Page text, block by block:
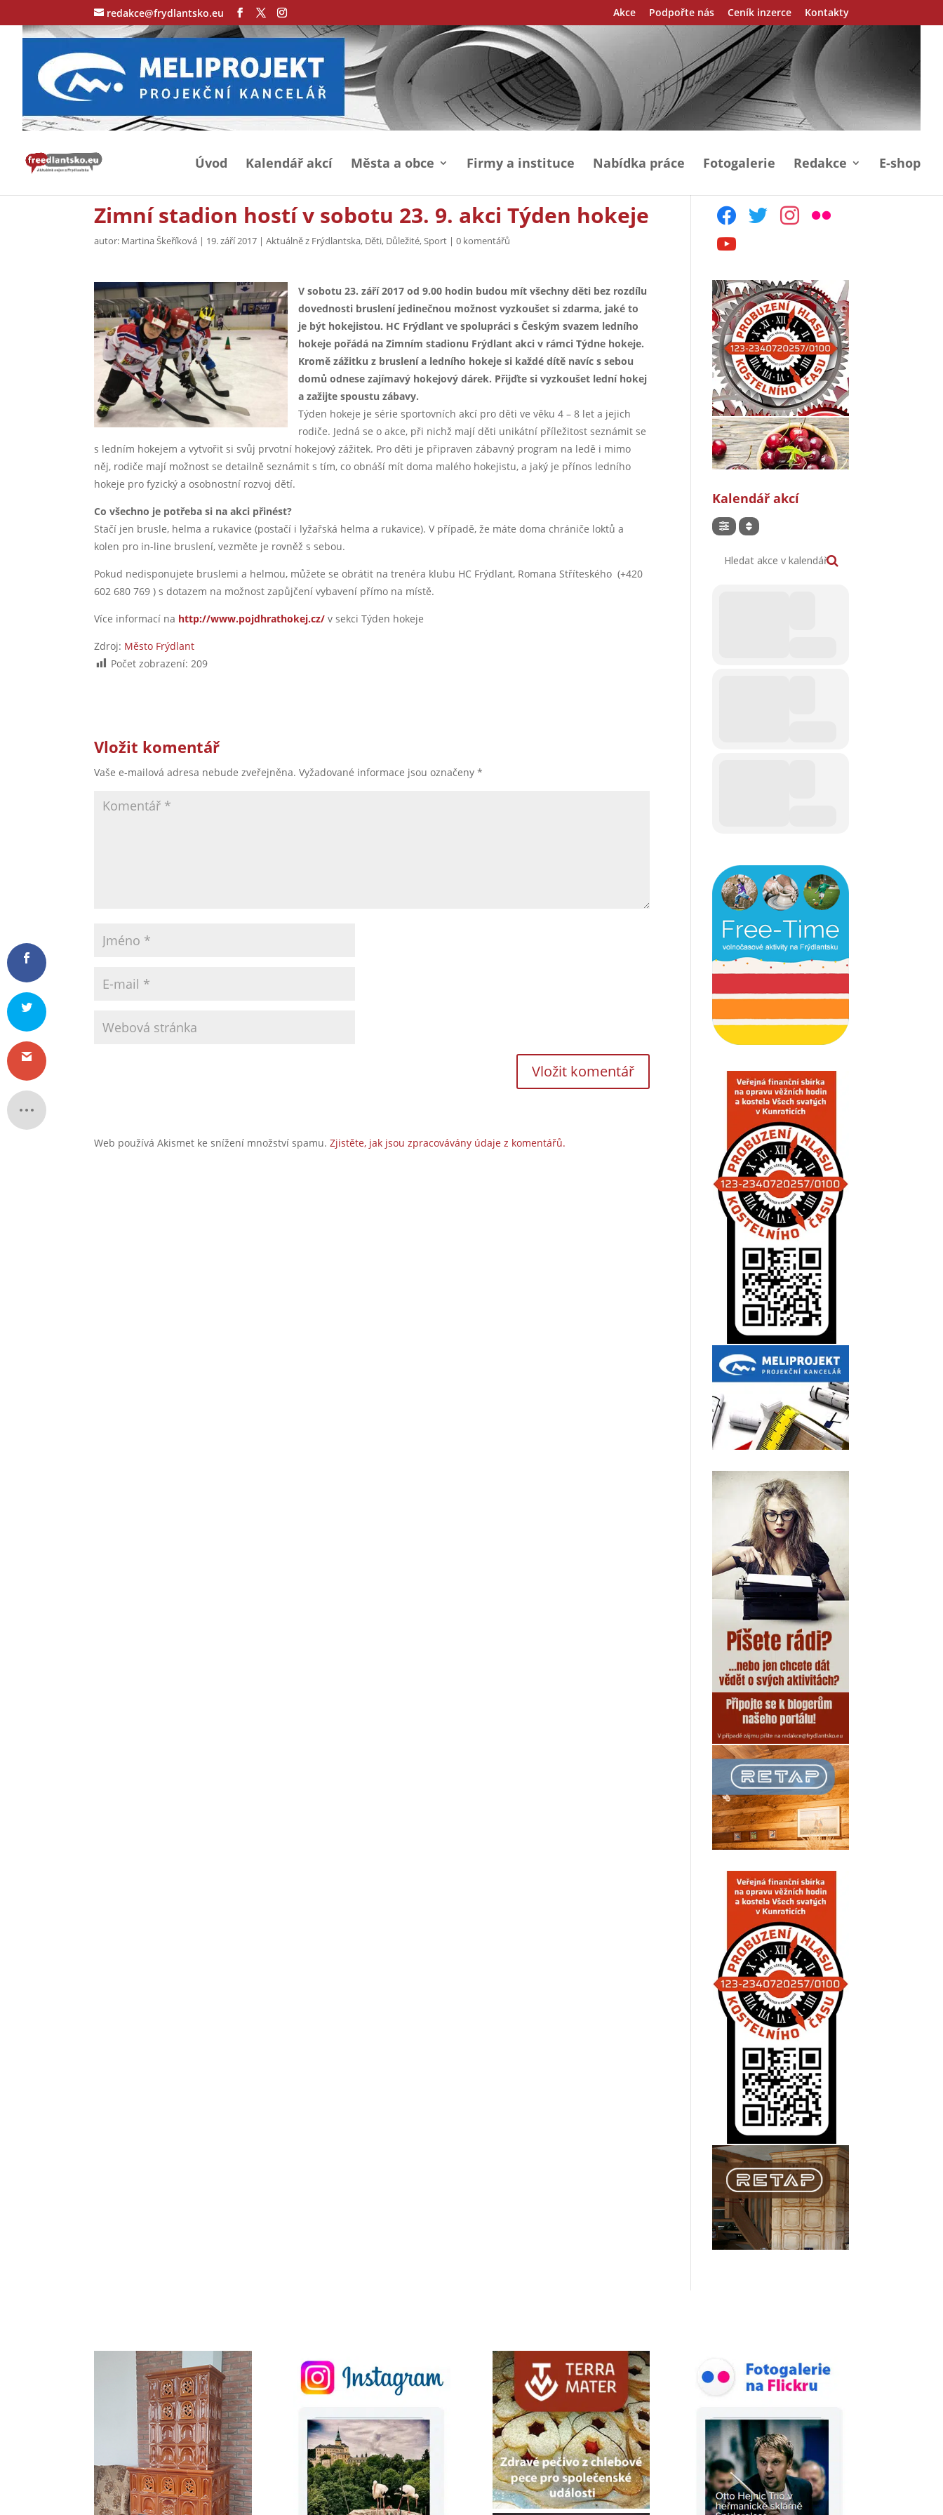
redakce@frydlantsko.eu Akce Podpořte nás Ceník inzerce Kontakty
Úvod Kalendář akcí Města a obce Firmy a instituce Nabídka práce Fotogalerie Redakce E-shop
Zimní stadion hostí v sobotu 23. 9. akci Týden hokeje
autor: Martina Škeříková | 19. září 2017 |Aktuálně z Frýdlantska, Děti, Důležité,Sport |0 komentářů
V sobotu 23. září 2017 od 9.00 hodin budou mít všechny děti bez rozdílu
dovednosti bruslení jedinečnou možnost vyzkoušet si zdarma, jaké to
je být hokejistou. HC Frýdlant ve spolupráci s Českým svazem ledního
hokeje pořádá na Zimním stadionu Frýdlant akci v rámci Týdne hokeje.
Kromě zážitku z bruslení a ledního hokeje si každé dítě navíc s sebou
domů odnese zajímavý hokejový dárek. Přijďte si vyzkoušet lední hokej
a zažijte spoustu zábavy.
Týden hokeje je série sportovních akcí pro děti ve věku 4 – 8 let a jejich
rodiče. Jedná se o akce, při nichž mají děti unikátní příležitost seznámit se
s ledním hokejem a vytvořit si svůj prvotní hokejový zážitek. Pro děti je připraven zábavný program na ledě i mimo
něj, rodiče mají možnost se detailně seznámit s tím, co obnáší mít doma malého hokejistu, a jaký je přínos ledního
hokeje pro fyzický a osobnostní rozvoj dětí.
Co všechno je potřeba si na akci přinést?
Stačí jen brusle, helma a rukavice (postačí i lyžařská helma a rukavice). V případě, že máte doma chrániče loktů a
kolen pro in-line bruslení, vezměte je rovněž s sebou.
Pokud nedisponujete bruslemi a helmou, můžete se obrátit na trenéra klubu HC Frýdlant, Romana Stříteského (+420
602 680 769 ) s dotazem na možnost zapůjčení vybavení přímo na místě.
Více informací na http://www.pojdhrathokej.cz/ v sekci Týden hokeje
Zdroj: Město Frýdlant
Počet zobrazení: 209
Vložit komentář
Vaše e-mailová adresa nebude zveřejněna. Vyžadované informace jsou označeny*
Web používá Akismet ke snížení množství spamu.Zjistěte, jak jsou zpracovávány údaje z komentářů.
facebooktwitter instagram
flickr
youtube
Kalendář akcí